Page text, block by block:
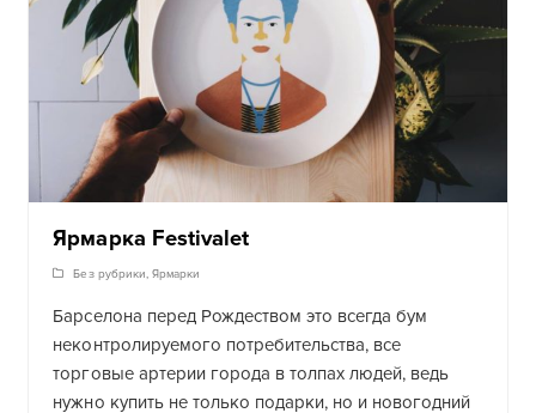
Ярмарка Festivalet
Без рубрики, Ярмарки
Барселона перед Рождеством это всегда бум
неконтролируемого потребительства, все
торговые артерии города в толпах людей, ведь
нужно купить не только подарки, но и новогодний